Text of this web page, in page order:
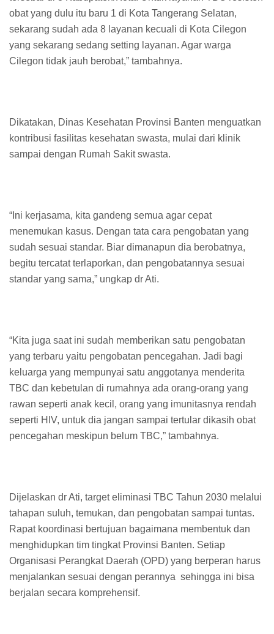
obat yang dulu itu baru 1 di Kota Tangerang Selatan,
sekarang sudah ada 8 layanan kecuali di Kota Cilegon
yang sekarang sedang setting layanan. Agar warga
Cilegon tidak jauh berobat,” tambahnya.
Dikatakan, Dinas Kesehatan Provinsi Banten menguatkan
kontribusi fasilitas kesehatan swasta, mulai dari klinik
sampai dengan Rumah Sakit swasta.
“Ini kerjasama, kita gandeng semua agar cepat
menemukan kasus. Dengan tata cara pengobatan yang
sudah sesuai standar. Biar dimanapun dia berobatnya,
begitu tercatat terlaporkan, dan pengobatannya sesuai
standar yang sama,” ungkap dr Ati.
“Kita juga saat ini sudah memberikan satu pengobatan
yang terbaru yaitu pengobatan pencegahan. Jadi bagi
keluarga yang mempunyai satu anggotanya menderita
TBC dan kebetulan di rumahnya ada orang-orang yang
rawan seperti anak kecil, orang yang imunitasnya rendah
seperti HIV, untuk dia jangan sampai tertular dikasih obat
pencegahan meskipun belum TBC,” tambahnya.
Dijelaskan dr Ati, target eliminasi TBC Tahun 2030 melalui
tahapan suluh, temukan, dan pengobatan sampai tuntas.
Rapat koordinasi bertujuan bagaimana membentuk dan
menghidupkan tim tingkat Provinsi Banten. Setiap
Organisasi Perangkat Daerah (OPD) yang berperan harus
menjalankan sesuai dengan perannya sehingga ini bisa
berjalan secara komprehensif.